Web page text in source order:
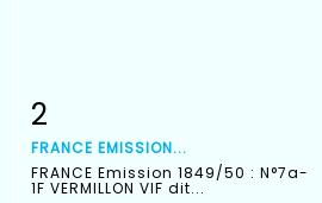
2
FRANCE EMISSION...
FRANCE Emission 1849/50 : N°7a-
1F VERMILLON VIF dit...